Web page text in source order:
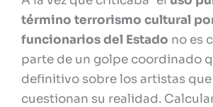
término terrorismo cultural
funcionarios del Estado no es
parte de un golpe coordinado
definitivo sobre los artistas que
cuestionan su realidad.